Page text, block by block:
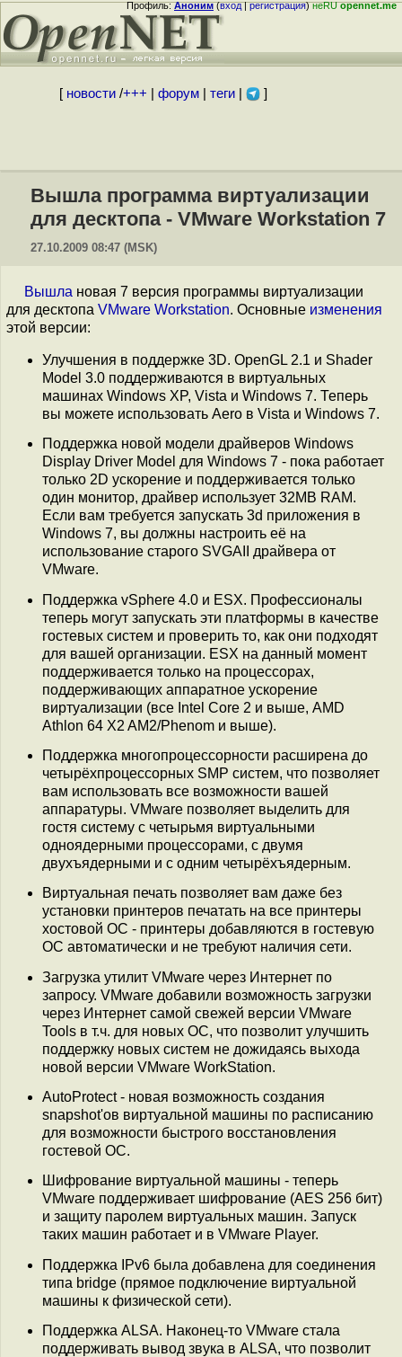
Профиль:Аноним(вход|регистрация)неRUopennet.me
[ новости/+++ форум| теги| ]
Вышла программа виртуализации
для десктопа - VMware Workstation 7
27.10.2009 08:47 (MSK)
Вышла новая 7 версия программы виртуализации
для десктопа VMware Workstation. Основные изменения
этой версии:
Улучшения в поддержке 3D. OpenGL 2.1 и Shader
Model 3.0 поддерживаются в виртуальных
машинах Windows XP, Vista и Windows 7. Теперь
вы можете использовать Aero в Vista и Windows 7.
Поддержка новой модели драйверов Windows
Display Driver Model для Windows 7 - пока работает
только 2D ускорение и поддерживается только
один монитор, драйвер использует 32MB RAM.
Если вам требуется запускать 3d приложения в
Windows 7, вы должны настроить её на
использование старого SVGAII драйвера от
VMware.
Поддержка vSphere 4.0 и ESX. Профессионалы
теперь могут запускать эти платформы в качестве
гостевых систем и проверить то, как они подходят
для вашей организации. ESX на данный момент
поддерживается только на процессорах,
поддерживающих аппаратное ускорение
виртуализации (все Intel Core 2 и выше, AMD
Athlon 64 X2 AM2/Phenom и выше).
Поддержка многопроцессорности расширена до
четырёхпроцессорных SMP систем, что позволяет
вам использовать все возможности вашей
аппаратуры. VMware позволяет выделить для
гостя систему с четырьмя виртуальными
одноядерными процессорами, с двумя
двухъядерными и с одним четырёхъядерным.
Виртуальная печать позволяет вам даже без
установки принтеров печатать на все принтеры
хостовой ОС - принтеры добавляются в гостевую
ОС автоматически и не требуют наличия сети.
Загрузка утилит VMware через Интернет по
запросу. VMware добавили возможность загрузки
через Интернет самой свежей версии VMware
Tools в т.ч. для новых ОС, что позволит улучшить
поддержку новых систем не дожидаясь выхода
новой версии VMware WorkStation.
AutoProtect - новая возможность создания
snapshot'ов виртуальной машины по расписанию
для возможности быстрого восстановления
гостевой ОС.
Шифрование виртуальной машины - теперь
VMware поддерживает шифрование (AES 256 бит)
и защиту паролем виртуальных машин. Запуск
таких машин работает и в VMware Player.
Поддержка IPv6 была добавлена для соединения
типа bridge (прямое подключение виртуальной
машины к физической сети).
Поддержка ALSA. Наконец-то VMware стала
поддерживать вывод звука в ALSA, что позволит